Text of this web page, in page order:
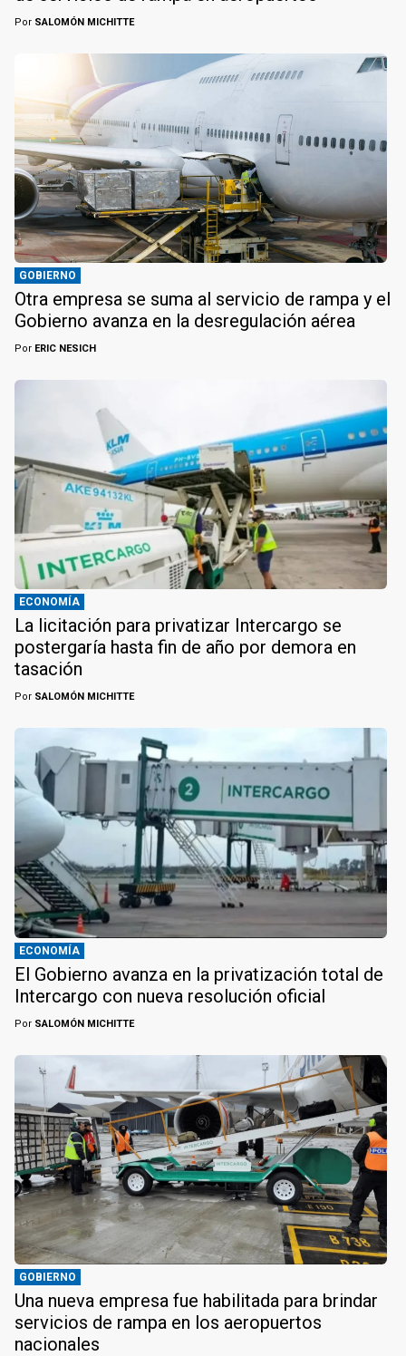
Por SALOMÓN MICHITTE
GOBIERNO
Otra empresa se suma al servicio de rampa y el
Gobierno avanza en la desregulación aérea
Por ERIC NESICH
ECONOMÍA
La licitación para privatizar Intercargo se
postergaría hasta fin de año por demora en
tasación
Por SALOMÓN MICHITTE
ECONOMÍA
El Gobierno avanza en la privatización total de
Intercargo con nueva resolución oficial
Por SALOMÓN MICHITTE
GOBIERNO
Una nueva empresa fue habilitada para brindar
servicios de rampa en los aeropuertos
nacionales